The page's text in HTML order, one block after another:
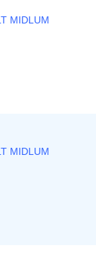
MIDLUM
MIDLUM